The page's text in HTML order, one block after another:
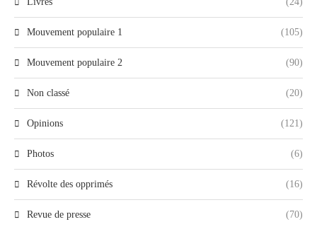
Mouvement populaire 1 (105)
Mouvement populaire 2 (90)
Non classé (20)
Opinions (121)
Photos (6)
Révolte des opprimés (16)
Revue de presse (70)